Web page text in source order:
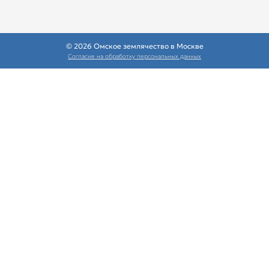
© 2026 Омское землячество в Москве
Согласие на обработку персональных данных